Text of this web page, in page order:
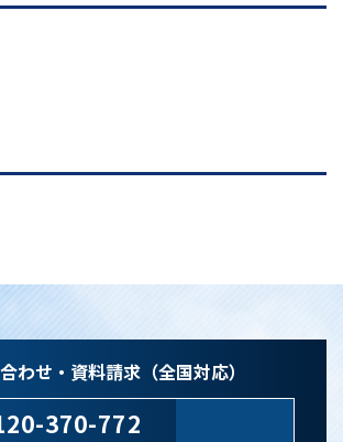
わせ・資料請求（全国対応）
370-772